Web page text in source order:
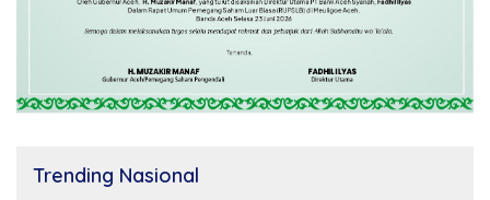
Trending Nasional